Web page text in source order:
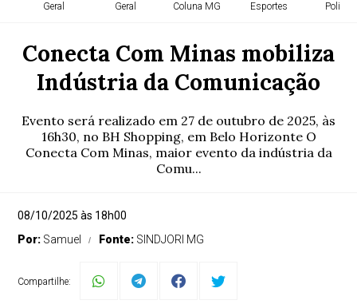
Geral Geral Coluna MG Esportes Política
Conecta Com Minas mobiliza
Indústria da Comunicação
Evento será realizado em 27 de outubro de 2025, às
16h30, no BH Shopping, em Belo Horizonte O
Conecta Com Minas, maior evento da indústria da
Comu...
08/10/2025 às 18h00
Por: Samuel Fonte: SINDJORI MG
Compartilhe: